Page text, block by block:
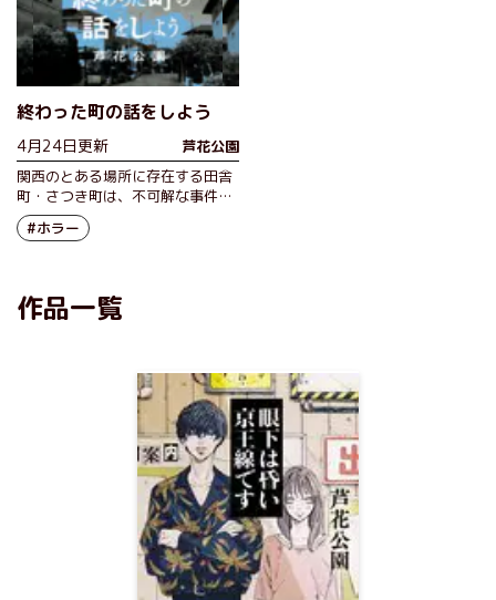
終わった町の話をしよう
4月24日更新
芦花公園
関西のとある場所に存在する田舎
町・さつき町は、不可解な事件が
多発する町だった。左遷人事でさ
つき町にやってきて、地域の記録
ことになり……。
#ホラー
作品一覧